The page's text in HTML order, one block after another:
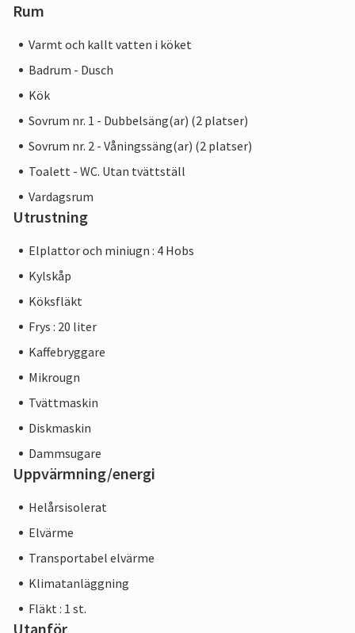
Rum
Varmt och kallt vatten i köket
Badrum - Dusch
Kök
Sovrum nr. 1 - Dubbelsäng(ar) (2 platser)
Sovrum nr. 2 - Våningssäng(ar) (2 platser)
Toalett - WC. Utan tvättställ
Vardagsrum
Utrustning
Elplattor och miniugn : 4 Hobs
Kylskåp
Köksfläkt
Frys : 20 liter
Kaffebryggare
Mikrougn
Tvättmaskin
Diskmaskin
Dammsugare
Uppvärmning/energi
Helårsisolerat
Elvärme
Transportabel elvärme
Klimatanläggning
Fläkt : 1 st.
Utanför